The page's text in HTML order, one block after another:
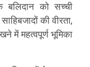
बलिदान को सच्ची
की वीरता,
में महत्वपूर्ण भूमिका